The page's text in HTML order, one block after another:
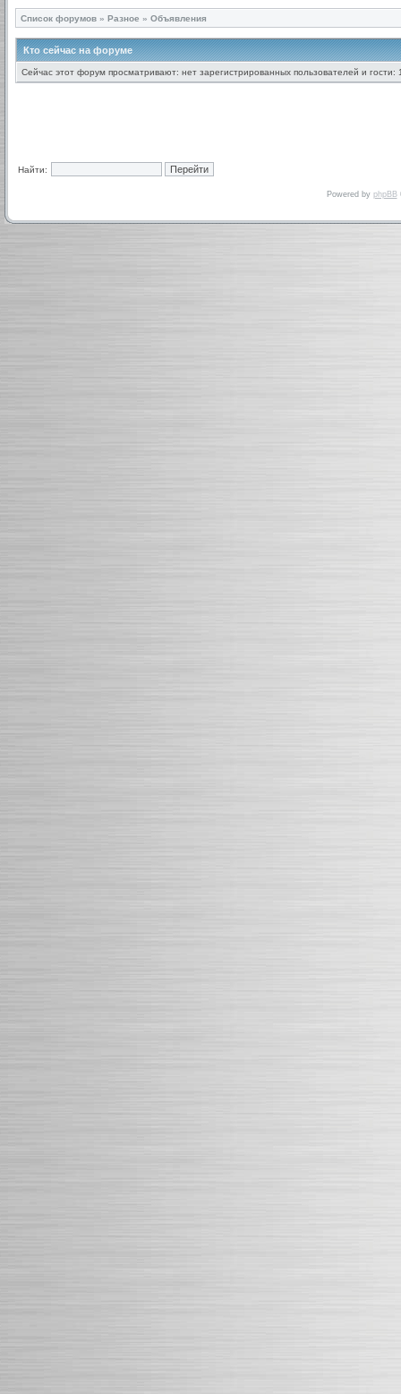
Список форумов » Разное » Объявления
Кто сейчас на форуме
Сейчас этот форум просматривают: нет зарегистрированных пользователей и гости:
Найти:
Powered by phpBB